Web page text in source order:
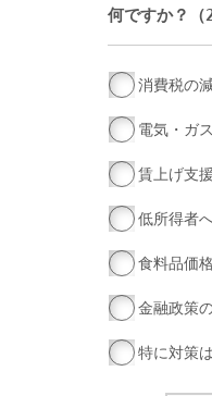
何ですか？
消費税の
電気・ガ
賃上げ支
低所得者
食料品価
金融政策
特に対策